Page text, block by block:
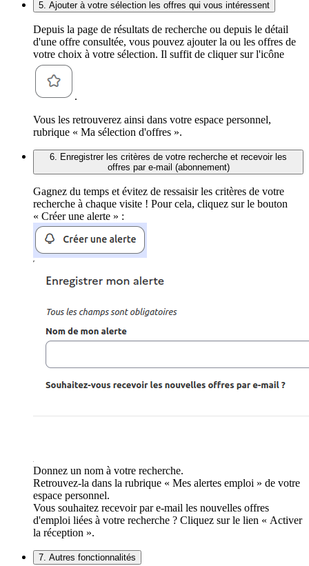
5. Ajouter à votre sélection les offres qui vous intéressent
Depuis la page de résultats de recherche ou depuis le détail
d'une offre consultée, vous pouvez ajouter la ou les offres de
votre choix à votre sélection. Il suffit de cliquer sur l'icône
.
Vous les retrouverez ainsi dans votre espace personnel,
rubrique « Ma sélection d'offres ».
6. Enregistrer les critères de votre recherche et recevoir les
offres par e-mail (abonnement)
Gagnez du temps et évitez de ressaisir les critères de votre
recherche à chaque visite ! Pour cela, cliquez sur le bouton
« Créer une alerte » :
Donnez un nom à votre recherche.
Retrouvez-la dans la rubrique « Mes alertes emploi » de votre
espace personnel.
Vous souhaitez recevoir par e-mail les nouvelles offres
d'emploi liées à votre recherche ? Cliquez sur le lien « Activer
la réception ».
7. Autres fonctionnalités